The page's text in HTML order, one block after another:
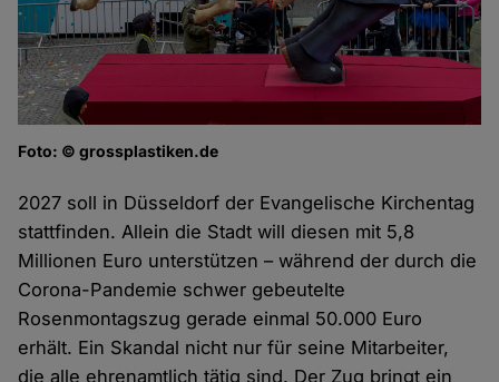
Foto: © grossplastiken.de
2027 soll in Düsseldorf der Evangelische Kirchentag
stattfinden. Allein die Stadt will diesen mit 5,8
Millionen Euro unterstützen – während der durch die
Corona-Pandemie schwer gebeutelte
Rosenmontagszug gerade einmal 50.000 Euro
erhält. Ein Skandal nicht nur für seine Mitarbeiter,
die alle ehrenamtlich tätig sind. Der Zug bringt ein